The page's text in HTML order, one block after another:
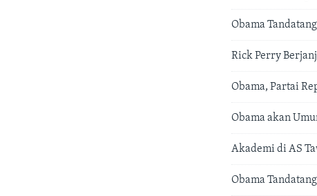
Obama
Rick Perry
Obama, Partai
Obama akan
Akademi di AS
Obama